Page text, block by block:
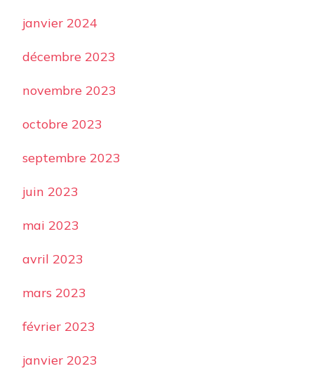
janvier 2024
décembre 2023
novembre 2023
octobre 2023
septembre 2023
juin 2023
mai 2023
avril 2023
mars 2023
février 2023
janvier 2023